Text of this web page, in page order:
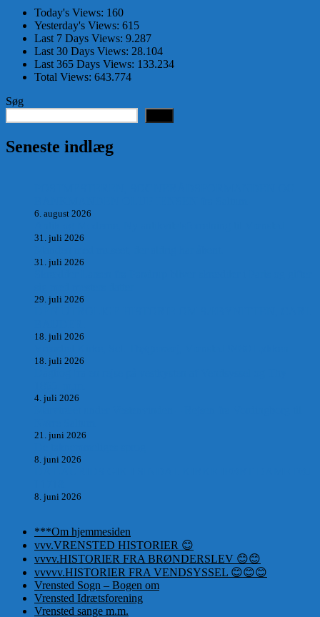
Today's Views: 160
Yesterday's Views: 615
Last 7 Days Views: 9.287
Last 30 Days Views: 28.104
Last 365 Days Views: 133.234
Total Views: 643.774
Søg
Seneste indlæg
6. august 2026
31. juli 2026
31. juli 2026
29. juli 2026
18. juli 2026
18. juli 2026
4. juli 2026
21. juni 2026
8. juni 2026
8. juni 2026
***Om hjemmesiden
vvv.VRENSTED HISTORIER 😊
vvvv.HISTORIER FRA BRØNDERSLEV 😊😊
vvvvv.HISTORIER FRA VENDSYSSEL 😊😊😊
Vrensted Sogn – Bogen om
Vrensted Idrætsforening
Vrensted sange m.m.